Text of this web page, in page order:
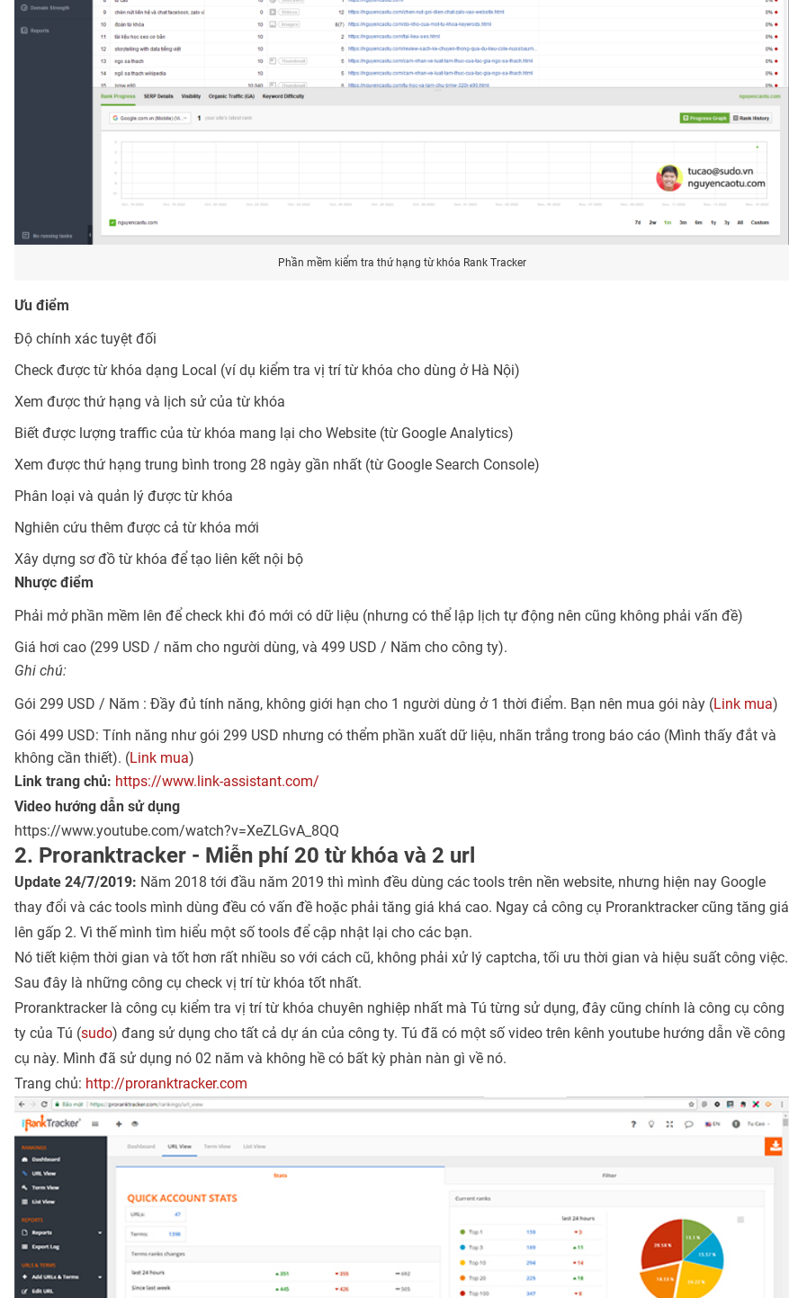
Phần mềm kiểm tra thứ hạng từ khóa Rank Tracker
Ưu điểm
Độ chính xác tuyệt đối
Check được từ khóa dạng Local (ví dụ kiểm tra vị trí từ khóa cho dùng ở Hà Nội)
Xem được thứ hạng và lịch sử của từ khóa
Biết được lượng traffic của từ khóa mang lại cho Website (từ Google Analytics)
Xem được thứ hạng trung bình trong 28 ngày gần nhất (từ Google Search Console)
Phân loại và quản lý được từ khóa
Nghiên cứu thêm được cả từ khóa mới
Xây dựng sơ đồ từ khóa để tạo liên kết nội bộ
Nhược điểm
Phải mở phần mềm lên để check khi đó mới có dữ liệu (nhưng có thể lập lịch tự động nên cũng không phải vấn đề)
Giá hơi cao (299 USD / năm cho người dùng, và 499 USD / Năm cho công ty).
Ghi chú:
Gói 299 USD / Năm : Đầy đủ tính năng, không giới hạn cho 1 người dùng ở 1 thời điểm. Bạn nên mua gói này (Link mua)
Gói 499 USD: Tính năng như gói 299 USD nhưng có thểm phần xuất dữ liệu, nhãn trắng trong báo cáo (Mình thấy đắt và
không cần thiết). (Link mua)
Link trang chủ: https://www.link-assistant.com/
Video hướng dẫn sử dụng
https://www.youtube.com/watch?v=XeZLGvA_8QQ
2. Proranktracker - Miễn phí 20 từ khóa và 2 url
Update 24/7/2019: Năm 2018 tới đầu năm 2019 thì mình đều dùng các tools trên nền website, nhưng hiện nay Google
thay đổi và các tools mình dùng đều có vấn đề hoặc phải tăng giá khá cao. Ngay cả công cụ Proranktracker cũng tăng giá
lên gấp 2. Vì thế mình tìm hiểu một số tools để cập nhật lại cho các bạn.
Nó tiết kiệm thời gian và tốt hơn rất nhiều so với cách cũ, không phải xử lý captcha, tối ưu thời gian và hiệu suất công việc.
Sau đây là những công cụ check vị trí từ khóa tốt nhất.
Proranktracker là công cụ kiểm tra vị trí từ khóa chuyên nghiệp nhất mà Tú từng sử dụng, đây cũng chính là công cụ công
ty của Tú (sudo) đang sử dụng cho tất cả dự án của công ty. Tú đã có một số video trên kênh youtube hướng dẫn về công
cụ này. Mình đã sử dụng nó 02 năm và không hề có bất kỳ phàn nàn gì về nó.
Trang chủ: http://proranktracker.com